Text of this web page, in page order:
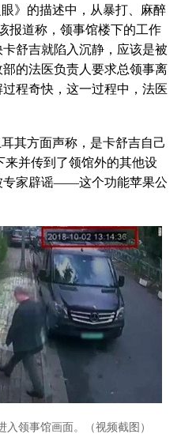
》的描述中，从暴打、麻醉
报道称，领事馆楼下的工作
舒吉就陷入沉静，应该是被
的法医负责人要求总领事离
程奇快，这一过程中，法医
其方面声称，是卡舒吉自己
来并传到了领馆外的其他设
专家辟谣——这个功能苹果公
入领事馆画面。（视频截图）